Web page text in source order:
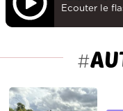
Ecouter le
#